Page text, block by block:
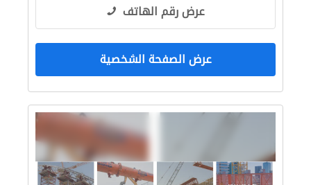
عرض رقم الهاتف
عرض الصفحة الشخصية